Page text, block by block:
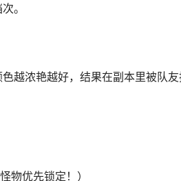
。
越浓艳越好，结果在副本里被队友
物优先锁定！）